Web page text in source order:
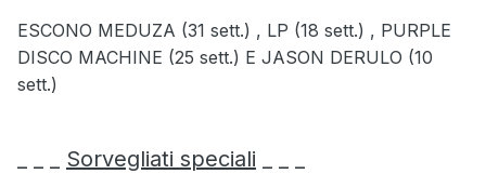
ESCONO MEDUZA (31 sett.) , LP (18 sett.) , PURPLE
DISCO MACHINE (25 sett.) E JASON DERULO (10
sett.)
Sorvegliati speciali